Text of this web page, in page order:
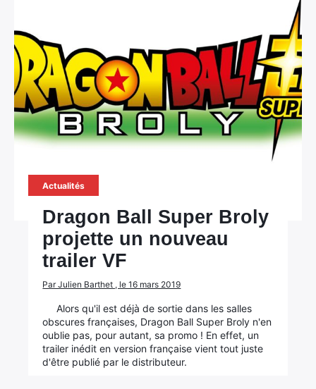
Actualités
Dragon Ball Super Broly
projette un nouveau
trailer VF
Par Julien Barthet , le 16 mars 2019
Alors qu'il est déjà de sortie dans les salles
obscures françaises, Dragon Ball Super Broly n'en
oublie pas, pour autant, sa promo ! En effet, un
trailer inédit en version française vient tout juste
d'être publié par le distributeur.